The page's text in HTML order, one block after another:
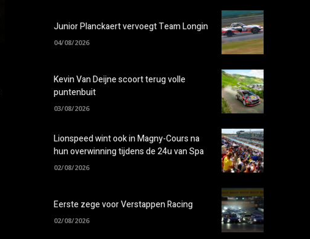
Junior Planckaert vervoegt Team Longin
04/08/2026
Kevin Van Deijne scoort terug volle
puntenbuit
03/08/2026
Lionspeed wint ook in Magny-Cours na
hun overwinning tijdens de 24u van Spa
02/08/2026
Eerste zege voor Verstappen Racing
02/08/2026